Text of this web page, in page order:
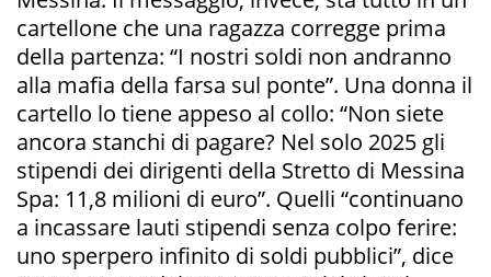
cartellone che una ragazza corregge prima
della partenza: “I nostri soldi non andranno
alla mafia della farsa sul ponte”. Una donna il
cartello lo tiene appeso al collo: “Non siete
ancora stanchi di pagare? Nel solo 2025 gli
stipendi dei dirigenti della Stretto di Messina
Spa: 11,8 milioni di euro”. Quelli “continuano
a incassare lauti stipendi senza colpo ferire:
uno sperpero infinito di soldi pubblici”, dice